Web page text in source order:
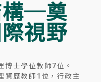
構─奠
視野
博士學位教師7位。
資歷教師1位，行政主